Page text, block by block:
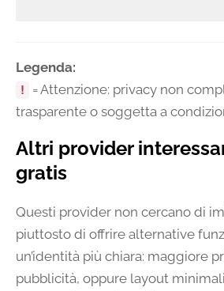
Legenda:
!
= Attenzione: privacy non
trasparente o soggetta a
Altri provider
gratis
Questi provider non cercano di
piuttosto di offrire alternative
un’identità più chiara: maggiore
pubblicità, oppure layout